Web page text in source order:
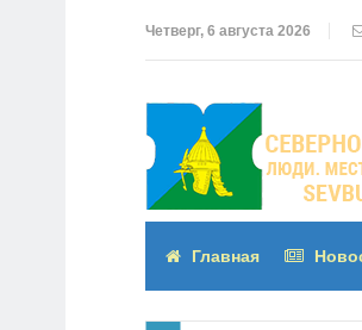
Четверг, 6 августа 2026
Главная